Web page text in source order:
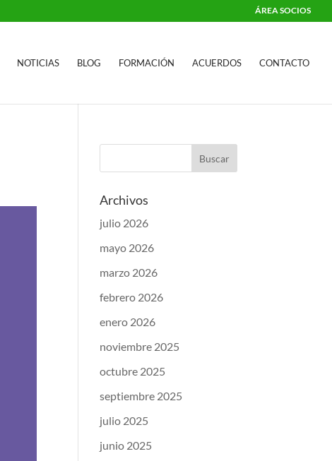
ÁREA SOCIOS
NOTICIAS BLOG FORMACIÓN ACUERDOS CONTACTO
Archivos
julio 2026
mayo 2026
marzo 2026
febrero 2026
enero 2026
noviembre 2025
octubre 2025
septiembre 2025
julio 2025
junio 2025